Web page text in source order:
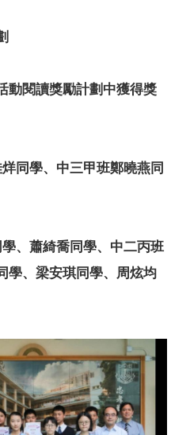
動閱讀獎勵計劃中獲得獎
同學、中三甲班鄭曉燕同
、蕭綺喬同學、中二丙班
學、梁安琪同學、周炫均